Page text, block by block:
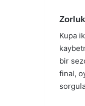
Kupa
bir
final,